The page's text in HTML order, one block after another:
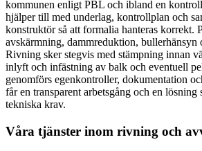
kommunen enligt PBL och ibland en
hjälper till med underlag, kontrollplan och
konstruktör så att formalia hanteras korrekt.
avskärmning, dammreduktion, bullerhänsyn
Rivning sker stegvis med stämpning innan
inlyft och infästning av balk och eventuell
genomförs egenkontroller, dokumentation
får en transparent arbetsgång och en
tekniska krav.
Våra tjänster inom rivning och